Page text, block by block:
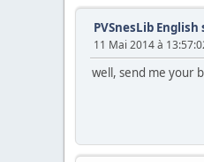
PVSnesLib
11 Mai 2014 à
well, send me your